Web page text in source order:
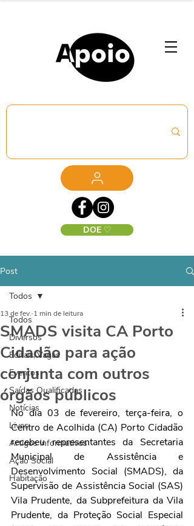
DOE ♡
Post
Todos
Diversos
Editais/Vagas
Eventos
Saídas Qualificadas
Notícias
Lives
Artigos informativos
Ação Social
Habitação
Todos
SMADS visita CA Porto
Cidadão para ação
conjunta com outros
órgãos públicos
13 de fev. 1 min de leitura
No dia 03 de fevereiro, terça-feira, o
Centro de Acolhida (CA) Porto Cidadão
recebeu representantes da Secretaria
Municipal de Assistência e
Desenvolvimento Social (SMADS), da
Supervisão de Assistência Social (SAS)
Vila Prudente, da Subprefeitura da Vila
Prudente, da Proteção Social Especial